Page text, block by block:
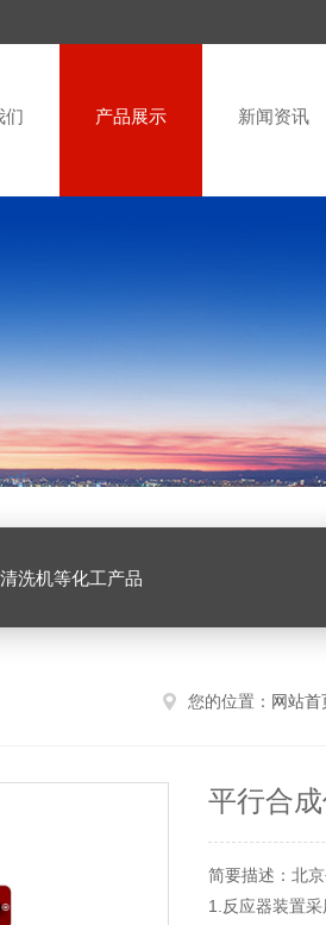
们 产品展示 新闻资讯
洗机等化工产品
您的位置： 网站首
平行合
简要描述：北
1.反应器装置